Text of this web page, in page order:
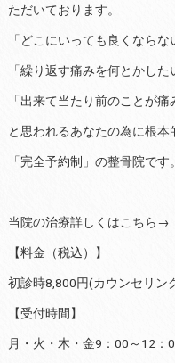
ただいております。
「どこにいっても良くならな
「繰り返す痛みを何とかした
「出来て当たり前のことが
と思われるあなたの為に根本
「完全予約制」の整骨院です。
当院の治療詳しくはこちら→
【料金（税込）】
初診時8,800円(カウンセリ
【受付時間】
月・火・木・金9：00～12